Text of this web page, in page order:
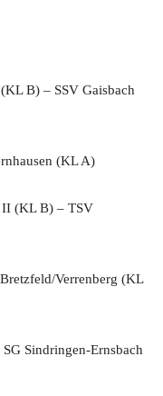
B) – SSV Gaisbach
(KL A)
II (KL B) – TSV
Verrenberg (KL
Sindringen-Ernsbach